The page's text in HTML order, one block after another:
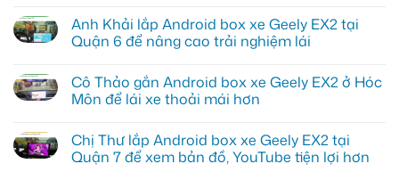
lắp
Android
Box
EX2
tại
Quận
xem
Youtube
bình
luận
ở
lắp
Android
box
EX2
tại
Quận
Anh Khải lắp Android box xe Geely EX2 tại
Quận 6 để nâng cao trải nghiệm lái
bình
luận
ở
lắp
Android
box
Cô Thảo gắn Android box xe Geely EX2 ở Hóc
Môn để lái xe thoải mái hơn
bình
luận
ở
Chị Thư lắp Android box xe Geely EX2 tại
Quận 7 để xem bản đồ, YouTube tiện lợi hơn